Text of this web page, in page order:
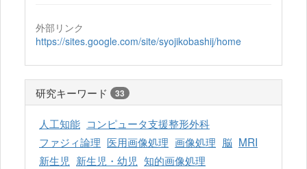
外部リンク
https://sites.google.com/site/syojikobashij/home
研究キーワード 33
人工知能 コンピュータ支援整形外科
ファジィ論理 医用画像処理 画像処理 脳 MRI
新生児 新生児・幼児 知的画像処理